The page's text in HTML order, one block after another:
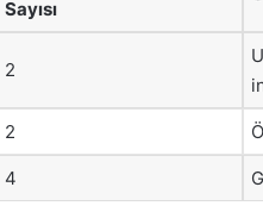
Sayısı
2
2
4